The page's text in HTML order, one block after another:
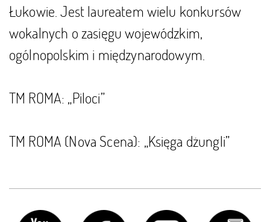
Łukowie. Jest laureatem wielu konkursów
wokalnych o zasięgu wojewódzkim,
ogólnopolskim i międzynarodowym.
TM ROMA: „Piloci”
TM ROMA (Nova Scena): „Księga dżungli”